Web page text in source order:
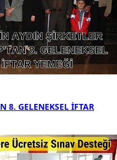
8. GELENEKSEL İFTAR